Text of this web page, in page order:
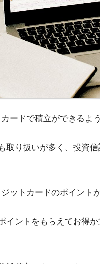
ードで積立ができるよ
取り扱いが多く、投資
ットカードのポイント
イントをもらえてお得